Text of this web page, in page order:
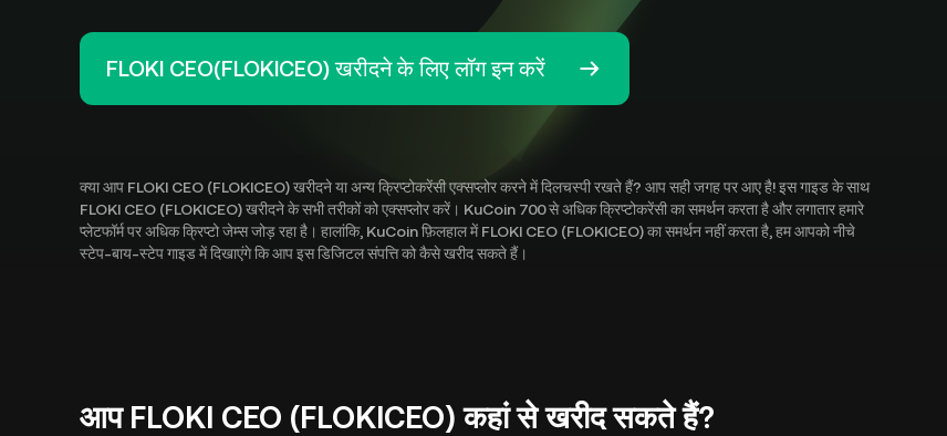
FLOKI CEO(FLOKICEO) खरीदने के लिए लॉग इन करें
क्या आप FLOKI CEO (FLOKICEO) खरीदने या अन्य क्रिप्टोकरेंसी एक्सप्लोर करने में दिलचस्पी रखते हैं? आप सही जगह पर आए है! इस गाइड के साथ
FLOKI CEO (FLOKICEO) खरीदने के सभी तरीकों को एक्सप्लोर करें। KuCoin 700 से अधिक क्रिप्टोकरेंसी का समर्थन करता है और लगातार हमारे
प्लेटफॉर्म पर अधिक क्रिप्टो जेम्स जोड़ रहा है। हालांकि, KuCoin फ़िलहाल में FLOKI CEO (FLOKICEO) का समर्थन नहीं करता है, हम आपको नीचे
स्टेप-बाय-स्टेप गाइड में दिखाएंगे कि आप इस डिजिटल संपत्ति को कैसे खरीद सकते हैं।
आप FLOKI CEO (FLOKICEO) कहां से खरीद सकते हैं?